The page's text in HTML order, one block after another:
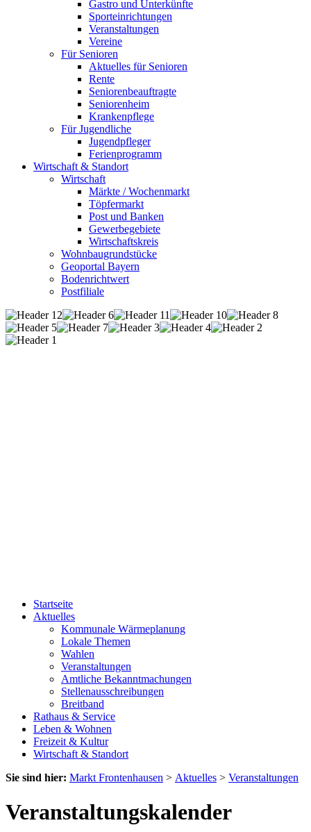
Gastro und Unterkünfte
Sporteinrichtungen
Veranstaltungen
Vereine
Für Senioren
Aktuelles für Senioren
Rente
Seniorenbeauftragte
Seniorenheim
Krankenpflege
Für Jugendliche
Jugendpfleger
Ferienprogramm
Wirtschaft & Standort
Wirtschaft
Märkte / Wochenmarkt
Töpfermarkt
Post und Banken
Gewerbegebiete
Wirtschaftskreis
Wohnbaugrundstücke
Geoportal Bayern
Bodenrichtwert
Postfiliale
Startseite
Aktuelles
Kommunale Wärmeplanung
Lokale Themen
Wahlen
Veranstaltungen
Amtliche Bekanntmachungen
Stellenausschreibungen
Breitband
Rathaus & Service
Leben & Wohnen
Freizeit & Kultur
Wirtschaft & Standort
Sie sind hier: Markt Frontenhausen > Aktuelles > Veranstaltungen
Veranstaltungskalender